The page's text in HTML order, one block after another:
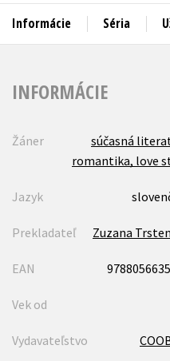
Informácie Séria
INFORMÁCIE
Žáner
súčasná
romantika, love
Jazyk
Prekladateľ Zuzana
EAN
Vek od
Vydavateľstvo